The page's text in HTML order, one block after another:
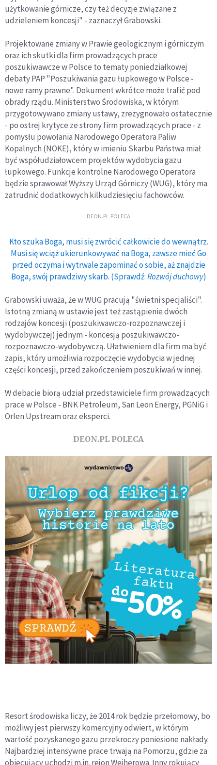
użytkowanie górnicze, czy też decyzje związane z
udzieleniem koncesji" - zaznaczył Grabowski.
Projektowane zmiany w Prawie geologicznym i górniczym
oraz ich skutki dla firm prowadzących prace
poszukiwawcze w Polsce to tematy poniedziałkowej
debaty PAP "Poszukiwania gazu łupkowego w Polsce -
nowe ramy prawne". Dokument wkrótce może trafić pod
obrady rządu. Ministerstwo Środowiska, w którym
przygotowywano zmiany ustawy, zrezygnowało ostatecznie
- po ostrej krytyce ze strony firm prowadzących prace - z
pomysłu powołania Narodowego Operatora Paliw
Kopalnych (NOKE), który w imieniu Skarbu Państwa miał
być współudziałowcem projektów wydobycia gazu
łupkowego. Funkcje kontrolne Narodowego Operatora
będzie sprawował Wyższy Urząd Górniczy (WUG), który ma
zatrudnić dodatkowych kilkudziesięciu fachowców.
DEON.PL POLECA
Kto szuka Boga, musi się zwrócić całkowicie do wewnątrz.
Musi się wciąż ukierunkowywać na Boga, zawsze mieć Go
przed oczyma i wytrwale zapominać o sobie, aż znajdzie
Boga, swój prawdziwy skarb. (Sprawdź:Rozwój duchowy)
Grabowski uważa, że w WUG pracują "świetni specjaliści".
Istotną zmianą w ustawie jest też zastąpienie dwóch
rodzajów koncesji (poszukiwawczo-rozpoznawczej i
wydobywczej) jednym - koncesją poszukiwawczo-
rozpoznawczo-wydobywczą. Ułatwieniem dla firm ma być
zapis, który umożliwia rozpoczęcie wydobycia w jednej
części koncesji, przed zakończeniem poszukiwań w innej.
W debacie biorą udział przedstawiciele firm prowadzących
prace w Polsce - BNK Petroleum, San Leon Energy, PGNiG i
Orlen Upstream oraz eksperci.
DEON.PL POLECA
Resort środowiska liczy, że 2014 rok będzie przełomowy, bo
możliwy jest pierwszy komercyjny odwiert, w którym
wartość pozyskanego gazu przekroczy poniesione nakłady.
Najbardziej intensywne prace trwają na Pomorzu, gdzie za
obiecujący uchodzi m.in. rejon Wejherowa. Inny rokujący